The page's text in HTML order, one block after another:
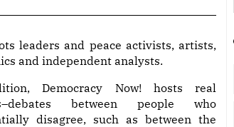
leaders and peace activists, artists,
and independent analysts.
Democracy Now! hosts real
between people who
disagree, such as between the